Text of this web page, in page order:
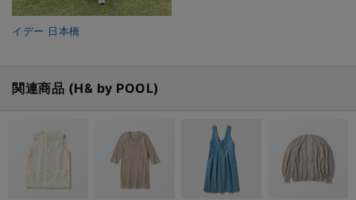
イデー 日本橋
関連商品 (H& by POOL)